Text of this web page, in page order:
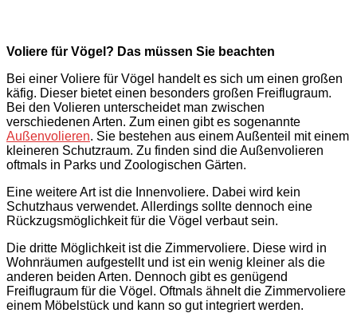
Voliere für Vögel? Das müssen Sie beachten
Bei einer Voliere für Vögel handelt es sich um einen großen
käfig. Dieser bietet einen besonders großen Freiflugraum.
Bei den Volieren unterscheidet man zwischen
verschiedenen Arten. Zum einen gibt es sogenannte
Außenvolieren. Sie bestehen aus einem Außenteil mit einem
kleineren Schutzraum. Zu finden sind die Außenvolieren
oftmals in Parks und Zoologischen Gärten.
Eine weitere Art ist die Innenvoliere. Dabei wird kein
Schutzhaus verwendet. Allerdings sollte dennoch eine
Rückzugsmöglichkeit für die Vögel verbaut sein.
Die dritte Möglichkeit ist die Zimmervoliere. Diese wird in
Wohnräumen aufgestellt und ist ein wenig kleiner als die
anderen beiden Arten. Dennoch gibt es genügend
Freiflugraum für die Vögel. Oftmals ähnelt die Zimmervoliere
einem Möbelstück und kann so gut integriert werden.